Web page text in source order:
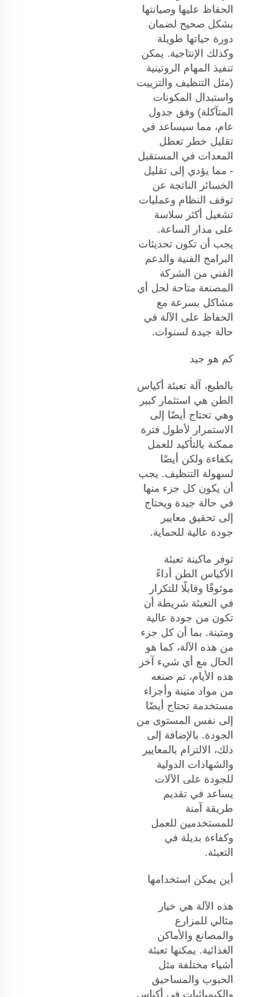
الحفاظ عليها وصيانتها
بشكل صحيح لضمان
دورة حياتها طويلة
وكذلك الإنتاجية. يمكن
تنفيذ المهام الروتينية
(مثل التنظيف والتزييت
واستبدال المكونات
المتآكلة) وفق جدول
عام، مما سيساعد في
تقليل خطر تعطل
المعدات في المستقبل
- مما يؤدي إلى تقليل
الخسائر الناتجة عن
توقف النظام وعمليات
تشغيل أكثر سلاسة
على مدار الساعة.
يجب أن تكون تحديثات
البرامج الفنية والدعم
الفني من الشركة
المصنعة متاحة لحل أي
مشاكل بسرعة مع
الحفاظ على الآلة في
حالة جيدة لسنوات.
كم هو جيد
بالطبع، آلة تعبئة أكياس
الطن هي استثمار كبير
وهي تحتاج أيضًا إلى
الاستمرار لأطول فترة
ممكنة بالتأكيد للعمل
بكفاءة ولكن أيضًا
لسهولة التنظيف. يجب
أن يكون كل جزء منها
في حالة جيدة ويحتاج
إلى تحقيق معايير
جودة عالية للحماية.
توفر ماكينة تعبئة
الأكياس الطن أداءً
موثوقًا وقابلًا للتكرار
في التعبئة شريطة أن
تكون من جودة عالية
ومتينة. بما أن كل جزء
من هذه الآلة، كما هو
الحال مع أي شيء آخر
هذه الأيام، تم صنعه
من مواد متينة وأجزاء
مستخدمة تحتاج أيضًا
إلى نفس المستوى من
الجودة. بالإضافة إلى
ذلك، الالتزام بالمعايير
والشهادات الدولية
للجودة على الآلات
يساعد في تقديم
طريقة آمنة
للمستخدمين للعمل
وكفاءة بديلة في
التعبئة.
أين يمكن استخدامها
هذه الآلة هي خيار
مثالي للمزارع
والمصانع والأماكن
الغذائية. يمكنها تعبئة
أشياء مختلفة مثل
الحبوب والمساحيق
والكيميائيات في أكياس